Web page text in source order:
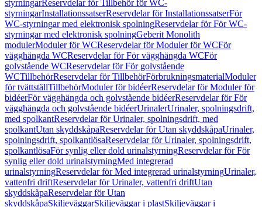
styrningarReservdelar för Tillbehör för WC-
styrningarInstallationssatserReservdelar för InstallationssatserFör
WC-styrningar med elektronisk spolningReservdelar för För WC-
styrningar med elektronisk spolningGeberit Monolith
modulerModuler för WCReservdelar för Moduler för WCFör
vägghängda WCReservdelar för För vägghängda WCFör
golvstående WCReservdelar för För golvstående
WCTillbehörReservdelar för TillbehörFörbrukningsmaterialModuler
för tvättställTillbehörModuler för bidéerReservdelar för Moduler för
bidéerFör vägghängda och golvstående bidéerReservdelar för För
vägghängda och golvstående bidéerUrinalerUrinaler, spolningsdrift,
med spolkantReservdelar för Urinaler, spolningsdrift, med
spolkantUtan skyddskåpaReservdelar för Utan skyddskåpaUrinaler,
spolningsdrift, spolkantlösaReservdelar för Urinaler, spolningsdrift,
spolkantlösaFör synlig eller dold urinalstyrningReservdelar för För
synlig eller dold urinalstyrningMed integrerad
urinalstyrningReservdelar för Med integrerad urinalstyrningUrinaler,
vattenfri driftReservdelar för Urinaler, vattenfri driftUtan
skyddskåpaReservdelar för Utan
skyddskåpaSkiljeväggarSkiljeväggar i plastSkiljeväggar i